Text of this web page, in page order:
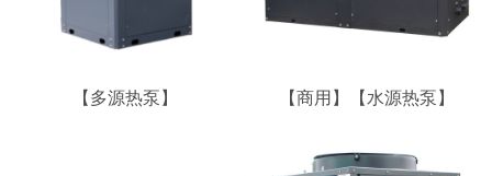
【多源热泵】 【商用】【水源热泵】